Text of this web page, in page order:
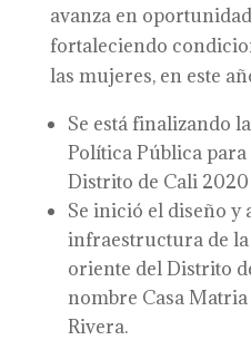
avanza en
fortaleciendo
las mujeres, en este
Se está finalizando
Política Pública
Distrito de Cali 2020
Se inició el diseño y
infraestructura de
oriente del Distrito
nombre Casa
Rivera.